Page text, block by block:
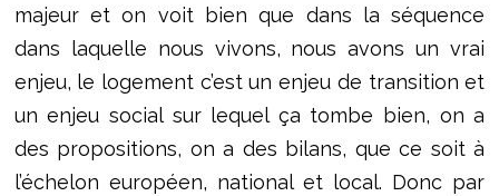
majeur et on voit bien que dans la séquence
dans laquelle nous vivons, nous avons un vrai
enjeu, le logement c’est un enjeu de transition et
un enjeu social sur lequel ça tombe bien, on a
des propositions, on a des bilans, que ce soit à
l’échelon européen, national et local. Donc par